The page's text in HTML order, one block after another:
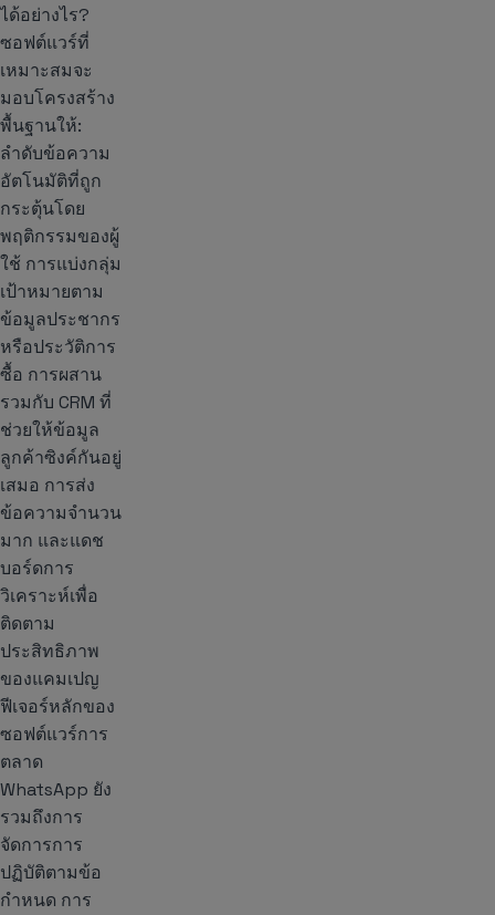
ได้อย่างไร?
ซอฟต์แวร์ที่
เหมาะสมจะ
มอบโครงสร้าง
พื้นฐานให้:
ลำดับข้อความ
อัตโนมัติที่ถูก
กระตุ้นโดย
พฤติกรรมของผู้
ใช้ การแบ่งกลุ่ม
เป้าหมายตาม
ข้อมูลประชากร
หรือประวัติการ
ซื้อ การผสาน
รวมกับ CRM ที่
ช่วยให้ข้อมูล
ลูกค้าซิงค์กันอยู่
เสมอ การส่ง
ข้อความจำนวน
มาก และแดช
บอร์ดการ
วิเคราะห์เพื่อ
ติดตาม
ประสิทธิภาพ
ของแคมเปญ
ฟีเจอร์หลักของ
ซอฟต์แวร์การ
ตลาด
WhatsApp ยัง
รวมถึงการ
จัดการการ
ปฏิบัติตามข้อ
กำหนด การ